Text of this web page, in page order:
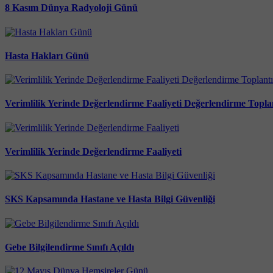
8 Kasım Dünya Radyoloji Günü
Hasta Hakları Günü
Verimlilik Yerinde Değerlendirme Faaliyeti Değerlendirme
Verimlilik Yerinde Değerlendirme Faaliyeti
SKS Kapsamında Hastane ve Hasta Bilgi Güvenliği
Gebe Bilgilendirme Sınıfı Açıldı